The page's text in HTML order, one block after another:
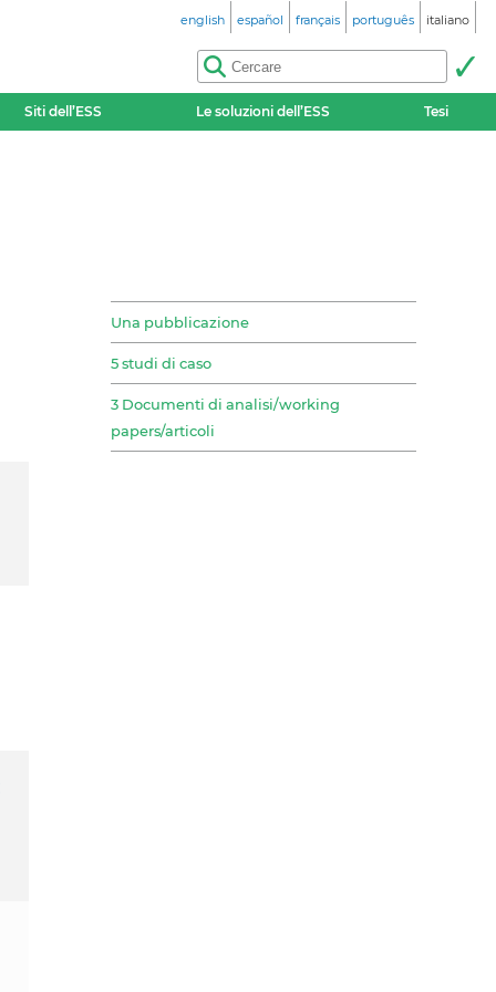
english español français português italiano
Siti dell’ESS Le soluzioni dell’ESS Tesi
Una pubblicazione
5 studi di caso
3 Documenti di analisi/working
papers/articoli